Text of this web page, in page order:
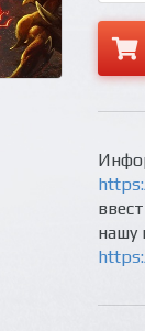
нашу